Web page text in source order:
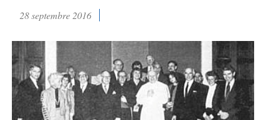
28 septembre 2016